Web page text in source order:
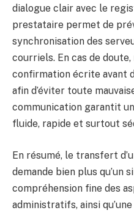
dialogue clair avec le
prestataire permet de
synchronisation des
courriels. En cas de
confirmation écrite avant
afin d’éviter toute
communication garantit
fluide, rapide et surtout
En résumé, le transfert
demande bien plus qu’un
compréhension fine des
administratifs, ainsi